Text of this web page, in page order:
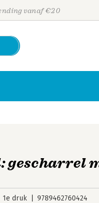
vanaf €20
gescharrel
1e druk 9789462760424
Personen